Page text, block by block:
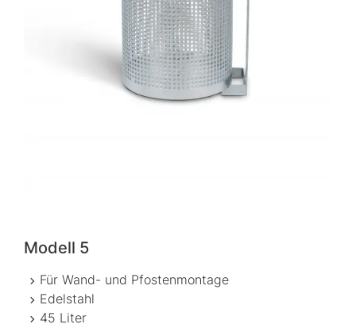
Modell 5
Für Wand- und Pfostenmontage
Edelstahl
45 Liter